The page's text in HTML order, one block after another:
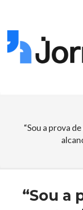
Skip
to
“Sou a prova
“Sou a